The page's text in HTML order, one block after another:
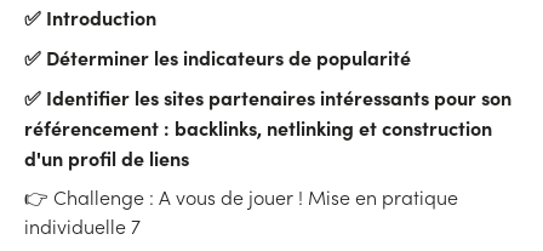
✅ Introduction
✅ Déterminer les indicateurs de popularité
✅ Identifier les sites partenaires intéressants pour son
référencement : backlinks, netlinking et construction
d'un profil de liens
👉 Challenge : A vous de jouer ! Mise en pratique
individuelle 7